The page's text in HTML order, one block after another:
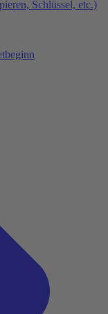
Schlüssel, etc.)